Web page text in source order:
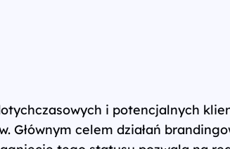
i potencjalnych
Głównym celem działań